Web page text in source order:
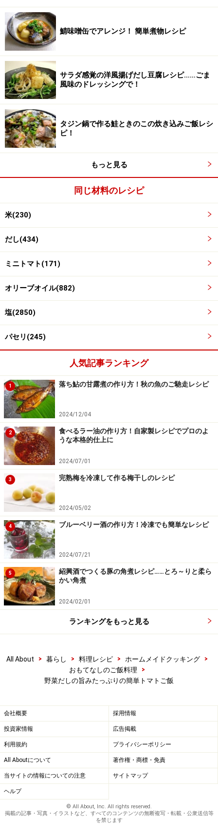
3
湯気が出てきたら弱火にして１０分、火を止めて１
０分蒸らす
火にかけて蓋から湯気が出てきたら、弱火で１０分炊き
ます。火を止めて１０分蒸らします。
4
ご飯を天地返しする
蒸らし終わったら、ご飯を天地返しをします。
5
パセリを添える
器に盛り付けて、パセリを飾ります。
鯖味噌缶でアレンジ！ 簡単煮物レシピ
サラダ感覚の洋風揚げだし豆腐レシピ……ごま
風味のドレッシングで！
タジン鍋で作る鮭ときのこの炊き込みご飯レシ
ピ！
もっと見る
同じ材料のレシピ
米(230)
だし(434)
ミニトマト(171)
オリーブオイル(882)
塩(2850)
パセリ(245)
人気記事ランキング
1 落ち鮎の甘露煮の作り方！秋の魚のご馳走レシピ
2024/12/04
2
食べるラー油の作り方！自家製レシピでプロのよ
うな本格的仕上に
2024/07/01
3 完熟梅を冷凍して作る梅干しのレシピ
2024/05/02
4 ブルーベリー酒の作り方！冷凍でも簡単なレシピ
2024/07/21
5
紹興酒でつくる豚の角煮レシピ……とろ～りと柔ら
かい角煮
2024/02/01
ランキングをもっと見る
All About > 暮らし > 料理レシピ > ホームメイドクッキング
>
おもてなしのご飯料理
>
野菜だしの旨みたっぷりの簡単トマトご飯
会社概要 採用情報
投資家情報 広告掲載
利用規約 プライバシーポリシー
All Aboutについて 著作権・商標・免責
当サイトの情報についての注意 サイトマップ
ヘルプ
© All About, Inc. All rights reserved.
掲載の記事・写真・イラストなど、すべてのコンテンツの無断複写・転載・公衆送信等
を禁じます